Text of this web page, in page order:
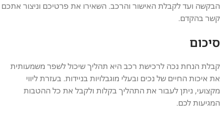
הבקשה ועד לקבלת האישור והרכב. השאירו את פרטיכם וניצור אתכם
קשר בהקדם.
סיכום
קבלת הנחת נכה לרכישת רכב היא תהליך שיכול לשפר משמעותית
את איכות החיים של נכים ובעלי מוגבלויות בניידות. בעזרת ליווי
מקצועי, ניתן לעבור את התהליך בקלות ולקבל את כל ההטבות
המגיעות לכם.